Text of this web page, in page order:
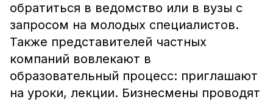
обратиться в ведомство или в вузы с
запросом на молодых специалистов.
Также представителей частных
компаний вовлекают в
образовательный процесс: приглашают
на уроки, лекции. Бизнесмены проводят